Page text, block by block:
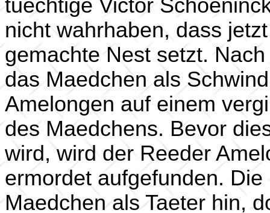
tuechtige Victor
nicht wahrhaben, dass
gemachte Nest setzt.
das Maedchen als
Amelongen auf einem
des Maedchens. Bevor
wird, wird der Reeder
ermordet aufgefunden.
Maedchen als Taeter hin,